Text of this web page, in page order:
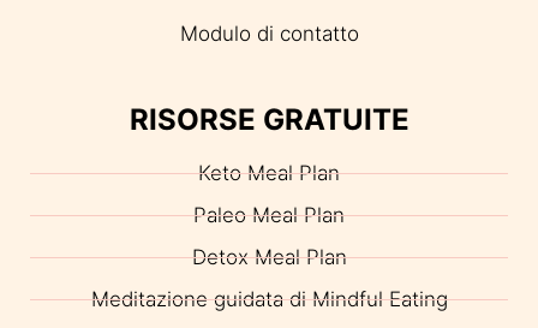
Modulo di contatto
RISORSE GRATUITE
Keto Meal Plan
Paleo Meal Plan
Detox Meal Plan
Meditazione guidata di Mindful Eating